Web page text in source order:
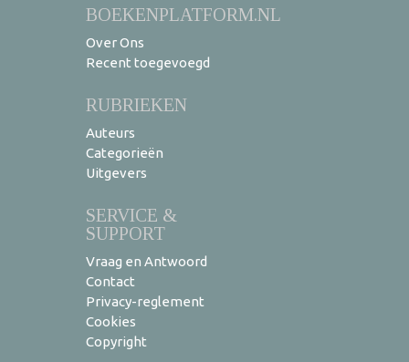
BOEKENPLATFORM.NL
Over Ons
Recent toegevoegd
RUBRIEKEN
Auteurs
Categorieën
Uitgevers
SERVICE &
SUPPORT
Vraag en Antwoord
Contact
Privacy-reglement
Cookies
Copyright